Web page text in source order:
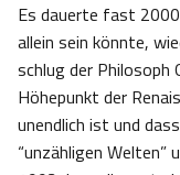
Es dauerte fast 2000
allein sein könnte,
schlug der Philosoph
Höhepunkt der
unendlich ist und
“unzähligen Welten”